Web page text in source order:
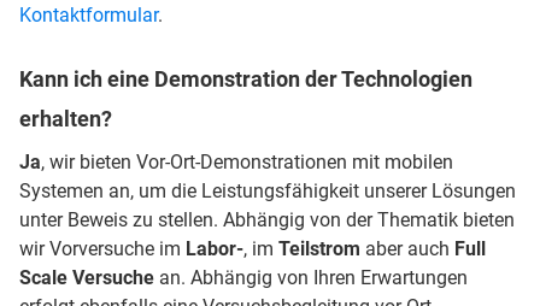
Kontaktformular.
Kann ich eine Demonstration der Technologien
erhalten?
Ja, wir bieten Vor-Ort-Demonstrationen mit mobilen
Systemen an, um die Leistungsfähigkeit unserer Lösungen
unter Beweis zu stellen. Abhängig von der Thematik bieten
wir Vorversuche im Labor-, im Teilstrom aber auch Full
Scale Versuche an. Abhängig von Ihren Erwartungen